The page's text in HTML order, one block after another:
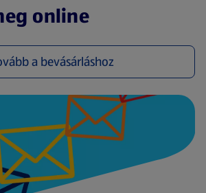
online
a bevásárláshoz
(új oldalon nyílik meg)